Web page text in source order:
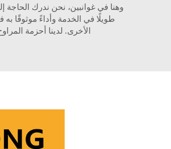
وهنا في غوانبين، نحن ندرك الحاجة
طويلًا في الخدمة وأداءً موثوقًا به
الأخرى. لدينا أحزمة